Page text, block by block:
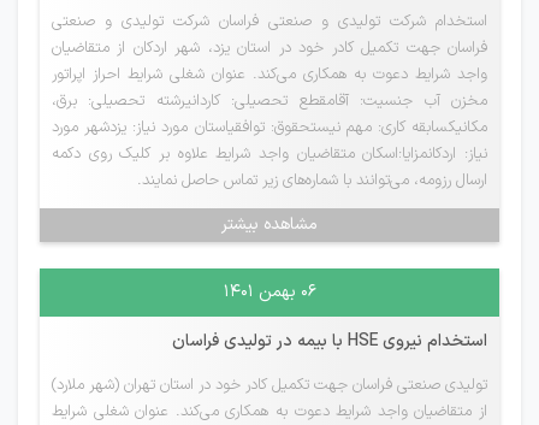
استخدام شرکت تولیدی و صنعتی فراسان شرکت تولیدی و صنعتی
فراسان جهت تکمیل کادر خود در استان یزد، شهر اردکان از متقاضیان
واجد شرایط دعوت به همکاری می‌کند. عنوان شغلی شرایط احراز اپراتور
مخزن آب جنسیت: آقامقطع تحصیلی: کاردانیرشته تحصیلی: برق،
مکانیکسابقه کاری: مهم نیستحقوق: توافقیاستان مورد نیاز: یزدشهر مورد
نیاز: اردکانمزایا:اسکان متقاضیان واجد شرایط علاوه بر کلیک روی دکمه
ارسال رزومه، می‌توانند با شماره‌های زیر تماس حاصل نمایند.
مشاهده بیشتر
۰۶ بهمن ۱۴۰۱
استخدام نیروی HSE با بیمه در تولیدی فراسان
تولیدی صنعتی فراسان جهت تکمیل کادر خود در استان تهران (شهر ملارد)
از متقاضیان واجد شرایط دعوت به همکاری می‌کند. عنوان شغلی شرایط